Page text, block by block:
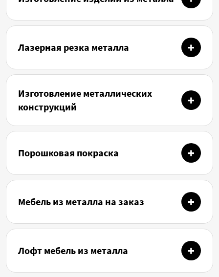
Лазерная резка металла
Изготовление металлических
конструкций
Порошковая покраска
Мебель из металла на заказ
Лофт мебель из металла